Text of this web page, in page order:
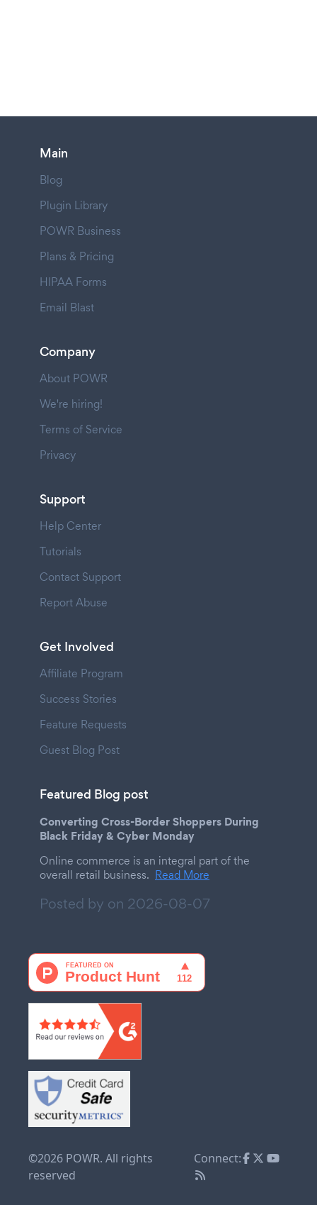
Main
Blog
Plugin Library
POWR Business
Plans & Pricing
HIPAA Forms
Email Blast
Company
About POWR
We're hiring!
Terms of Service
Privacy
Support
Help Center
Tutorials
Contact Support
Report Abuse
Get Involved
Affiliate Program
Success Stories
Feature Requests
Guest Blog Post
Featured Blog post
Converting Cross-Border Shoppers During
Black Friday & Cyber Monday
Online commerce is an integral part of the
overall retail business. Read More
Posted by on 2026-08-07
©2026 POWR. All rights
reserved
Connect: